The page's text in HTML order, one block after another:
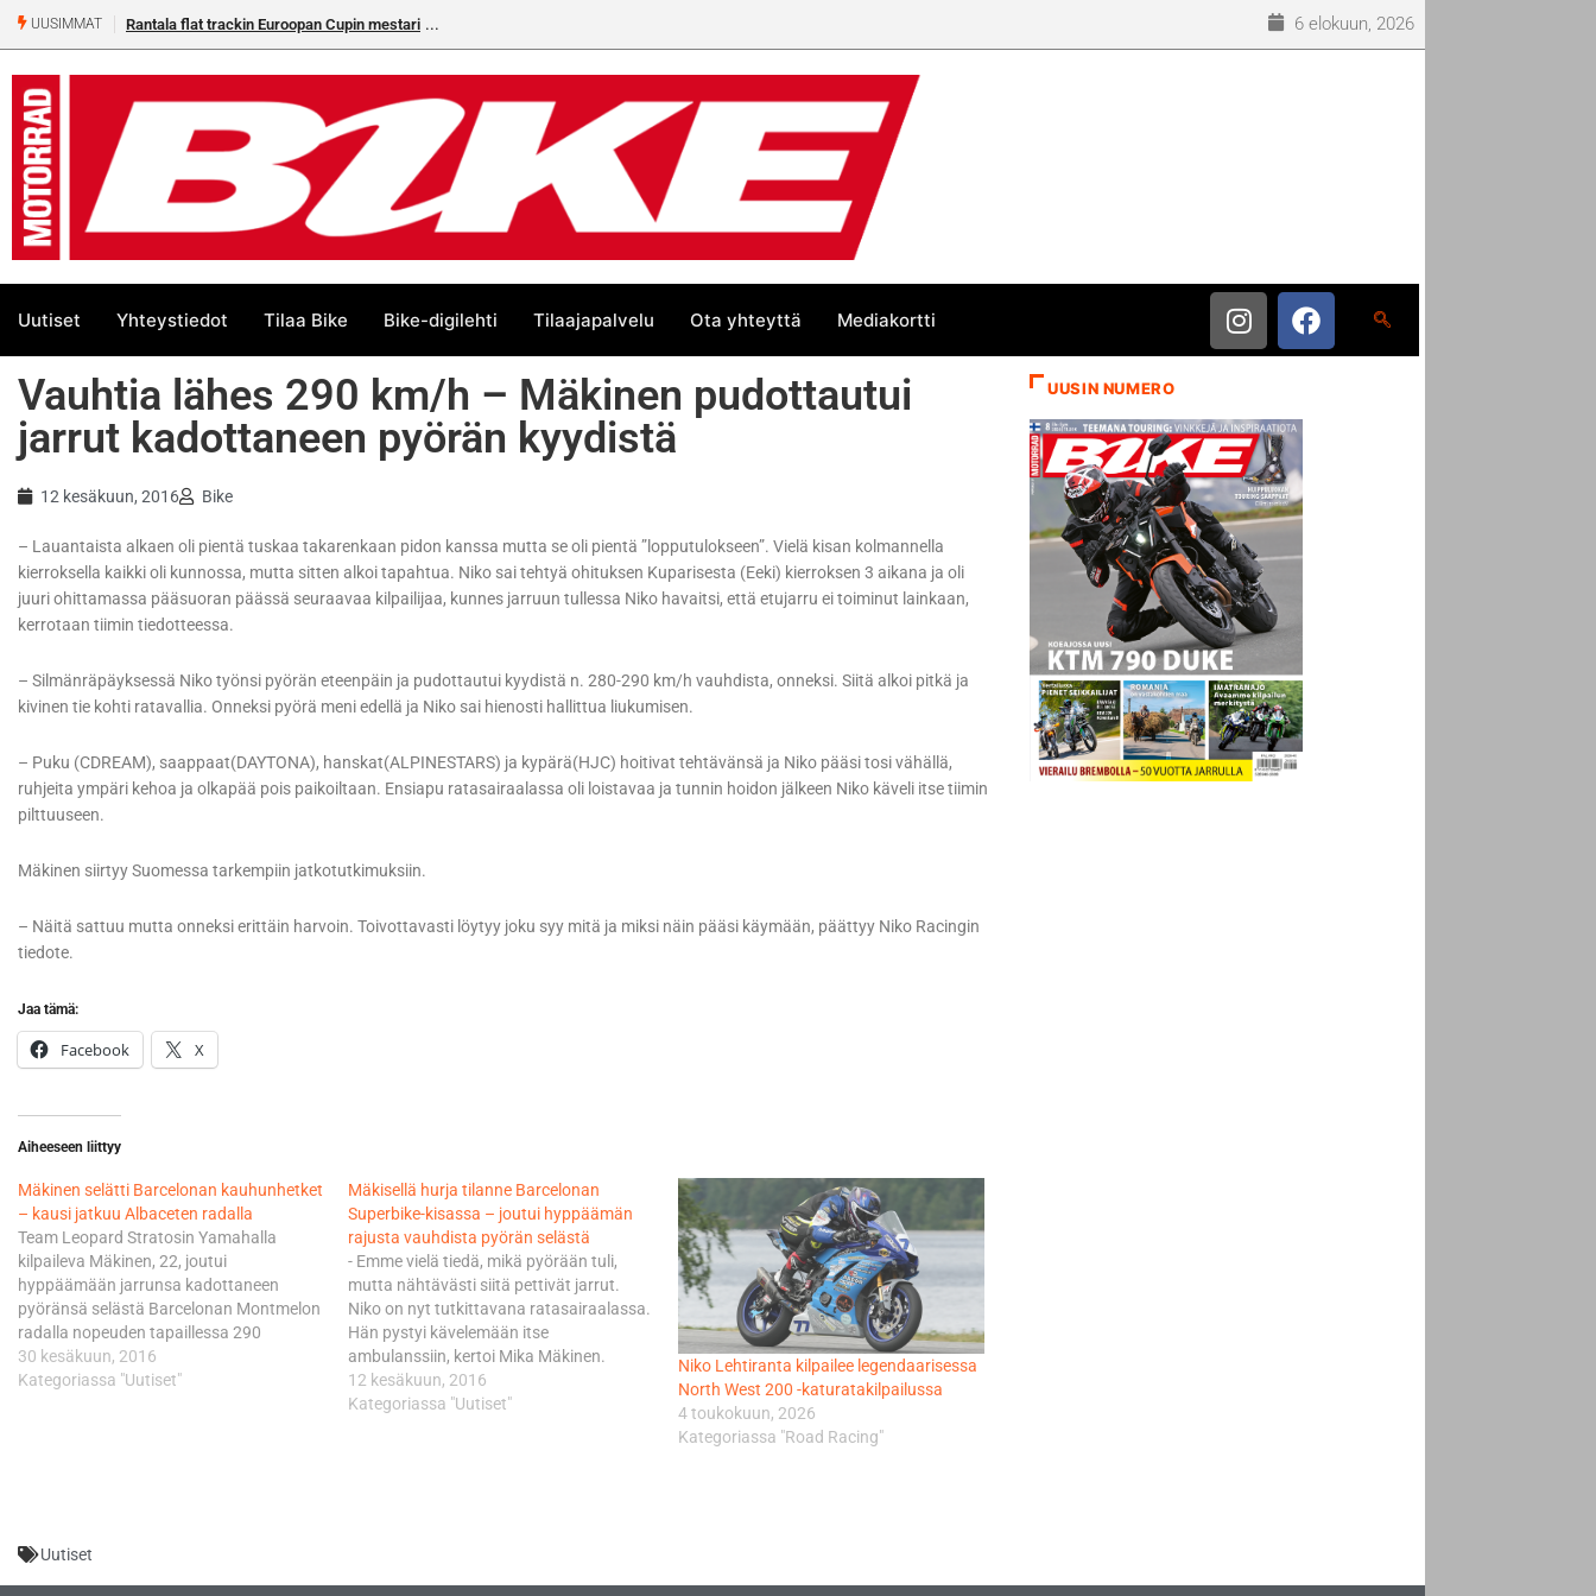
UUSIMMAT Rantala flat trackin Euroopan Cupin mestari 6 elokuun, 2026
Uutiset Yhteystiedot Tilaa Bike Bike-digilehti Tilaajapalvelu Ota yhteyttä Mediakortti
Vauhtia lähes 290 km/h – Mäkinen pudottautui
jarrut kadottaneen pyörän kyydistä
12 kesäkuun, 2016 Bike
– Lauantaista alkaen oli pientä tuskaa takarenkaan pidon kanssa mutta se oli pientä ”lopputulokseen”. Vielä kisan kolmannella
kierroksella kaikki oli kunnossa, mutta sitten alkoi tapahtua. Niko sai tehtyä ohituksen Kuparisesta (Eeki) kierroksen 3 aikana ja oli
juuri ohittamassa pääsuoran päässä seuraavaa kilpailijaa, kunnes jarruun tullessa Niko havaitsi, että etujarru ei toiminut lainkaan,
kerrotaan tiimin tiedotteessa.
– Silmänräpäyksessä Niko työnsi pyörän eteenpäin ja pudottautui kyydistä n. 280-290 km/h vauhdista, onneksi. Siitä alkoi pitkä ja
kivinen tie kohti ratavallia. Onneksi pyörä meni edellä ja Niko sai hienosti hallittua liukumisen.
– Puku (CDREAM), saappaat(DAYTONA), hanskat(ALPINESTARS) ja kypärä(HJC) hoitivat tehtävänsä ja Niko pääsi tosi vähällä,
ruhjeita ympäri kehoa ja olkapää pois paikoiltaan. Ensiapu ratasairaalassa oli loistavaa ja tunnin hoidon jälkeen Niko käveli itse tiimin
pilttuuseen.
Mäkinen siirtyy Suomessa tarkempiin jatkotutkimuksiin.
– Näitä sattuu mutta onneksi erittäin harvoin. Toivottavasti löytyy joku syy mitä ja miksi näin pääsi käymään, päättyy Niko Racingin
tiedote.
Jaa tämä:
Facebook X
Aiheeseen liittyy
Mäkinen selätti Barcelonan kauhunhetket
– kausi jatkuu Albaceten radalla
Team Leopard Stratosin Yamahalla
kilpaileva Mäkinen, 22, joutui
hyppäämään jarrunsa kadottaneen
pyöränsä selästä Barcelonan Montmelon
radalla nopeuden tapaillessa 290
km/h:ta. - Barcelonassa sattuneen
järkyttävän onnettomuuden saavuttama
30 kesäkuun, 2016
Kategoriassa "Uutiset"
Mäkisellä hurja tilanne Barcelonan
Superbike-kisassa – joutui hyppäämän
rajusta vauhdista pyörän selästä
- Emme vielä tiedä, mikä pyörään tuli,
mutta nähtävästi siitä pettivät jarrut.
Niko on nyt tutkittavana ratasairaalassa.
Hän pystyi kävelemään itse
ambulanssiin, kertoi Mika Mäkinen.
Tutukimuksissa kävi ilmi, että olkapää oli
mennyt sijoiltaan. Tilanne näytti
12 kesäkuun, 2016
Kategoriassa "Uutiset"
Niko Lehtiranta kilpailee legendaarisessa
North West 200 -katuratakilpailussa
4 toukokuun, 2026
Kategoriassa "Road Racing"
Uutiset
UUSIN NUMERO